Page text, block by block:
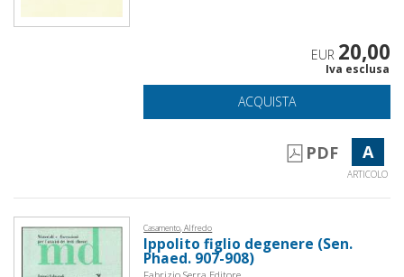
EUR 20,00
Iva esclusa
ACQUISTA
PDF A
ARTICOLO
Casamento, Alfredo
Ippolito figlio degenere (Sen.
Phaed. 907-908)